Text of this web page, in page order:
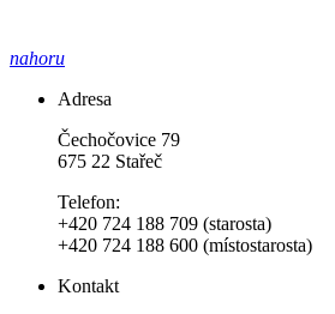
nahoru
Adresa
Čechočovice 79
675 22 Stařeč
Telefon:
+420 724 188 709 (starosta)
+420 724 188 600 (místostarosta)
Kontakt